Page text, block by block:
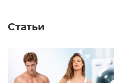
Статьи